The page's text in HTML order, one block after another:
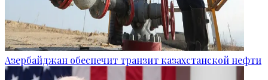
Азербайджан обеспечит транзит казахстанской нефти